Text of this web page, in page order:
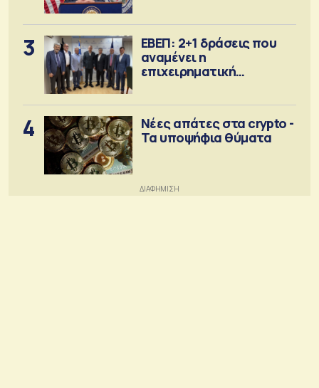
3
ΕΒΕΠ: 2+1 δράσεις που
αναμένει η
επιχειρηματική
4
Νέες απάτες στα crypto -
Τα υποψήφια θύματα